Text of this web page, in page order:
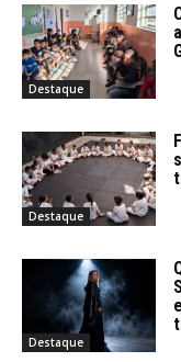
Destaque
Destaque
Destaque